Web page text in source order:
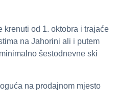
od 1. oktobra i trajaće
na Jahorini ali i putem
šestodnevne ski
na prodajnom mjesto